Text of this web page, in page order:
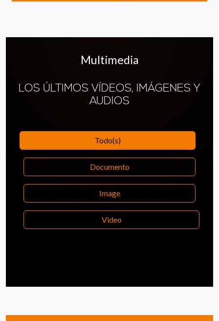
Multimedia
LOS ÚLTIMOS VÍDEOS, IMÁGENES Y
AUDIOS
Todo(s)
Documento
Image
Video